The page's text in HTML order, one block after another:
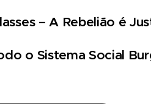
– A Rebelião é
o Sistema Social